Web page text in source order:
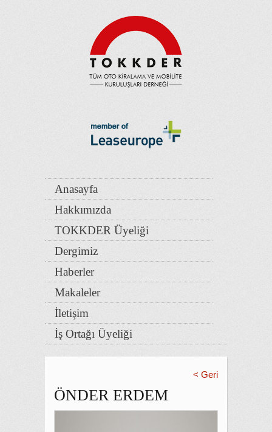
Anasayfa
Hakkımızda
TOKKDER Üyeliği
Dergimiz
Haberler
Makaleler
İletişim
İş Ortağı Üyeliği
< Geri
ÖNDER ERDEM